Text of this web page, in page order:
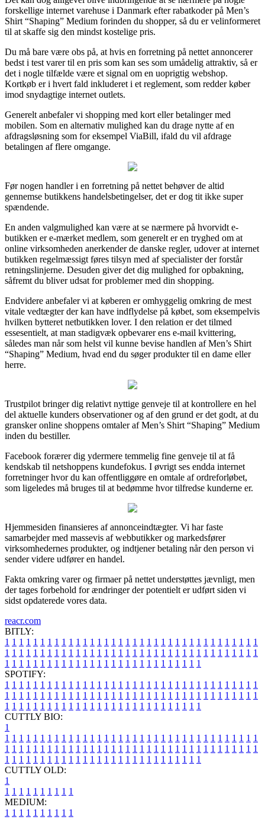
forskellige internet varehuse i Danmark efter rabatkoder på Men’s
Shirt “Shaping” Medium forinden du shopper, så du er velinformeret
til at skaffe sig den mindst kostelige pris.
Du må bare være obs på, at hvis en forretning på nettet annoncerer
bedst i test varer til en pris som kan ses som umådelig attraktiv, så er
det i nogle tilfælde være et signal om en uoprigtig webshop.
Kortkøb er i hvert fald inkluderet i et reglement, som redder køber
imod snydagtige internet outlets.
Generelt anbefaler vi shopping med kort eller betalinger med
mobilen. Som en alternativ mulighed kan du drage nytte af en
afdragsløsning som for eksempel ViaBill, ifald du vil afdrage
betalingen af flere omgange.
Før nogen handler i en forretning på nettet behøver de altid
gennemse butikkens handelsbetingelser, det er dog tit ikke super
spændende.
En anden valgmulighed kan være at se nærmere på hvorvidt e-
butikken er e-mærket medlem, som generelt er en tryghed om at
online virksomheden anerkender de danske regler, udover at internet
butikken regelmæssigt føres tilsyn med af specialister der forstår
retningslinjerne. Desuden giver det dig mulighed for opbakning,
såfremt du bliver udsat for problemer med din shopping.
Endvidere anbefaler vi at køberen er omhyggelig omkring de mest
vitale vedtægter der kan have indflydelse på købet, som eksempelvis
hvilken bytteret netbutikken lover. I den relation er det tilmed
essesentielt, at man stadigvæk opbevarer ens e-mail kvittering,
således man når som helst vil kunne bevise handlen af Men’s Shirt
“Shaping” Medium, hvad end du søger produkter til en dame eller
herre.
Trustpilot bringer dig relativt nyttige genveje til at kontrollere en hel
del aktuelle kunders observationer og af den grund er det godt, at du
gransker online shoppens omtaler af Men’s Shirt “Shaping” Medium
inden du bestiller.
Facebook forærer dig ydermere temmelig fine genveje til at få
kendskab til netshoppens kundefokus. I øvrigt ses endda internet
forretninger hvor du kan offentliggøre en omtale af ordreforløbet,
som ligeledes må bruges til at bedømme hvor tilfredse kunderne er.
Hjemmesiden finansieres af annonceindtægter. Vi har faste
samarbejder med massevis af webbutikker og markedsfører
virksomhedernes produkter, og indtjener betaling når den person vi
sender videre udfører en handel.
Fakta omkring varer og firmaer på nettet understøttes jævnligt, men
der tages forbehold for ændringer der potentielt er udført siden vi
sidst opdaterede vores data.
reacr.com
BITLY:
1 1 1 1 1 1 1 1 1 1 1 1 1 1 1 1 1 1 1 1 1 1 1 1 1 1 1 1 1 1 1 1 1 1 1 1
1 1 1 1 1 1 1 1 1 1 1 1 1 1 1 1 1 1 1 1 1 1 1 1 1 1 1 1 1 1 1 1 1 1 1 1
1 1 1 1 1 1 1 1 1 1 1 1 1 1 1 1 1 1 1 1 1 1 1 1 1 1 1 1
SPOTIFY:
1 1 1 1 1 1 1 1 1 1 1 1 1 1 1 1 1 1 1 1 1 1 1 1 1 1 1 1 1 1 1 1 1 1 1 1
1 1 1 1 1 1 1 1 1 1 1 1 1 1 1 1 1 1 1 1 1 1 1 1 1 1 1 1 1 1 1 1 1 1 1 1
1 1 1 1 1 1 1 1 1 1 1 1 1 1 1 1 1 1 1 1 1 1 1 1 1 1 1 1
CUTTLY BIO:
1
1 1 1 1 1 1 1 1 1 1 1 1 1 1 1 1 1 1 1 1 1 1 1 1 1 1 1 1 1 1 1 1 1 1 1 1
1 1 1 1 1 1 1 1 1 1 1 1 1 1 1 1 1 1 1 1 1 1 1 1 1 1 1 1 1 1 1 1 1 1 1 1
1 1 1 1 1 1 1 1 1 1 1 1 1 1 1 1 1 1 1 1 1 1 1 1 1 1 1 1
CUTTLY OLD:
1
1 1 1 1 1 1 1 1 1 1
MEDIUM:
1 1 1 1 1 1 1 1 1 1